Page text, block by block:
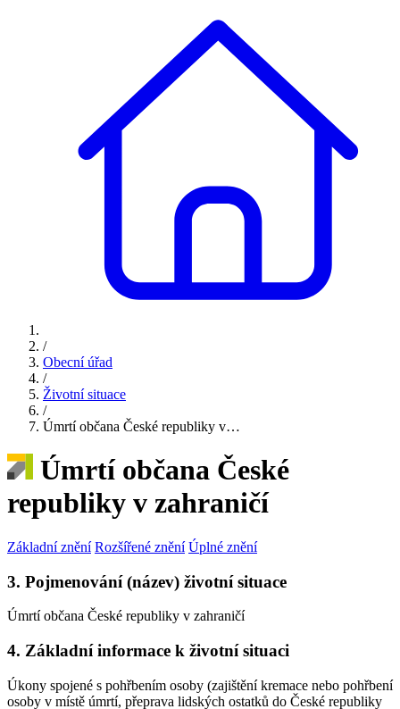
/
Obecní úřad
/
Životní situace
/
Úmrtí občana České republiky v…
Úmrtí občana České
republiky v zahraničí
Základní znění Rozšířené znění Úplné znění
3. Pojmenování (název) životní situace
Úmrtí občana České republiky v zahraničí
4. Základní informace k životní situaci
Úkony spojené s pohřbením osoby (zajištění kremace nebo pohřbení
osoby v místě úmrtí, přeprava lidských ostatků do České republiky